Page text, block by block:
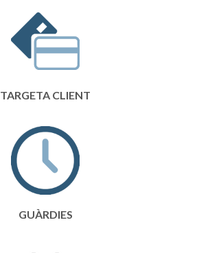
TARGETA CLIENT
GUÀRDIES